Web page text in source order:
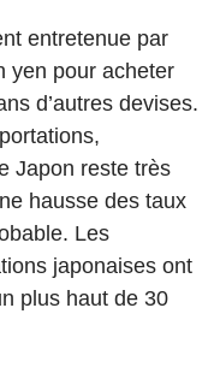
entretenue par
yen pour acheter
d’autres devises.
Japon reste très
hausse des taux
Les
japonaises ont
plus haut de 30